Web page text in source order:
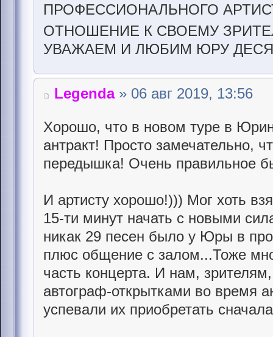
ПРОФЕССИОНАЛЬНОГО
ОТНОШЕНИЕ К СВОЕМУ
УВАЖАЕМ И ЛЮБИМ ЮРУ
Legenda» 06 авг 2019, 13:56
Хорошо, что в новом туре в
антракт! Просто замечательно,
передышка! Очень правильное
И артисту хорошо!))) Мог хоть
15-ти минут начать с новыми
никак 29 песен было у Юры в
плюс общение с залом...Тоже
часть концерта. И нам,
автограф-открытками во время
успевали их приобретать